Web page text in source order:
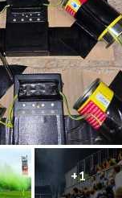
+1